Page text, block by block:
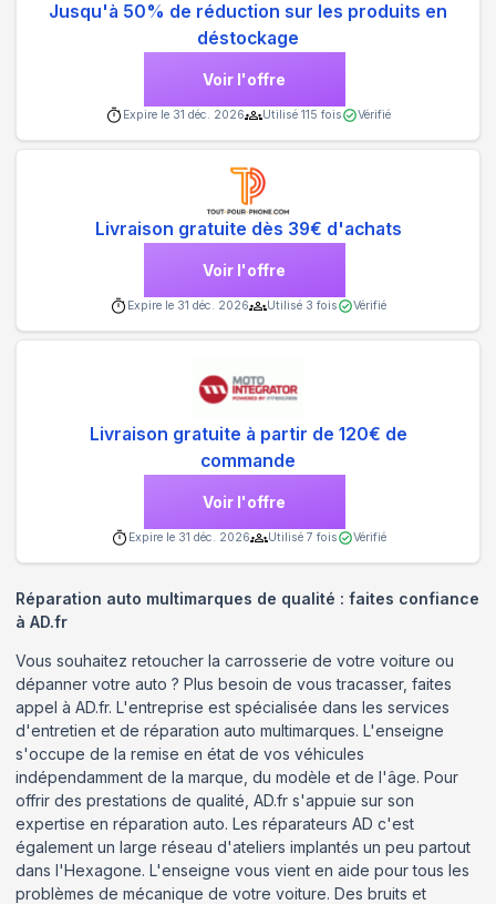
Jusqu'à 50% de réduction sur les produits en
déstockage
Voir l'offre
Expire le 31 déc. 2026 Utilisé 115 fois Vérifié
Livraison gratuite dès 39€ d'achats
Voir l'offre
Expire le 31 déc. 2026 Utilisé 3 fois Vérifié
Livraison gratuite à partir de 120€ de
commande
Voir l'offre
Expire le 31 déc. 2026 Utilisé 7 fois Vérifié
Réparation auto multimarques de qualité : faites confiance
à AD.fr
Vous souhaitez retoucher la carrosserie de votre voiture ou
dépanner votre auto ? Plus besoin de vous tracasser, faites
appel à AD.fr. L'entreprise est spécialisée dans les services
d'entretien et de réparation auto multimarques. L'enseigne
s'occupe de la remise en état de vos véhicules
indépendamment de la marque, du modèle et de l'âge. Pour
offrir des prestations de qualité, AD.fr s'appuie sur son
expertise en réparation auto. Les réparateurs AD c'est
également un large réseau d'ateliers implantés un peu partout
dans l'Hexagone. L'enseigne vous vient en aide pour tous les
problèmes de mécanique de votre voiture. Des bruits et